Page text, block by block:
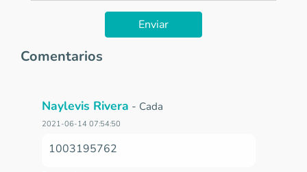
Enviar
Comentarios
Naylevis Rivera - Cada
2021-06-14 07:54:50
1003195762